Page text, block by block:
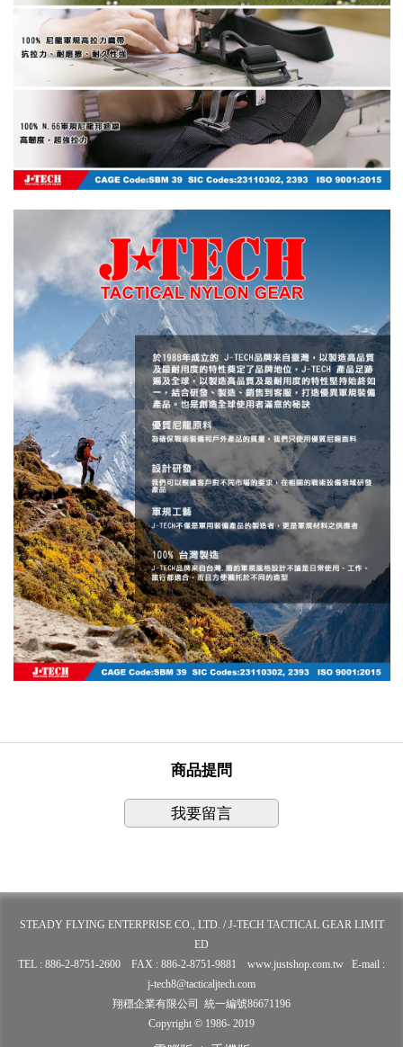
商品提問
我要留言
STEADY FLYING ENTERPRISE CO., LTD. / J-TECH TACTICAL GEAR LIMIT
ED
TEL : 886-2-8751-2600 FAX : 886-2-8751-9881 www.justshop.com.tw E-mail :
j-tech8@tacticaljtech.com
翔穩企業有限公司 統一編號86671196
Copyright © 1986- 2019